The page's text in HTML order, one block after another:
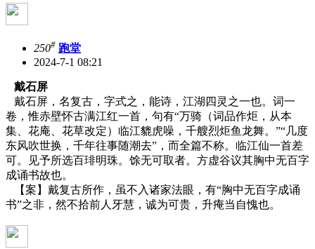
250# 跑堂
2024-7-1 08:21
戴石屏
戴石屏，名复古，字式之，能诗，江湖四灵之一也。词一
卷，惟赤壁怀古满江红一首，句有“万骑（词品作炬，从本
集、花庵、花草改定）临江貔虎噪，千艘烈炬鱼龙舞。”“几度
东风吹世换，千年往事随潮去”，而全篇不称。临江仙一首差
可。见予所选百琲明珠。馀无可取者。方虚谷议其胸中无百字
成诵书故也。
【案】戴复古所作，虽不入诸家法眼，有“胸中无百字成诵
书”之非，然不拾前人牙慧，诚为可贵，升痷当自愧也。